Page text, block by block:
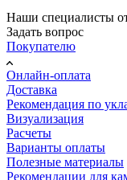
Наши специалисты
Задать вопрос
Покупателю
Онлайн-оплата
Доставка
Рекомендация по
Визуализация
Расчеты
Варианты оплаты
Полезные материалы
Рекомендации для